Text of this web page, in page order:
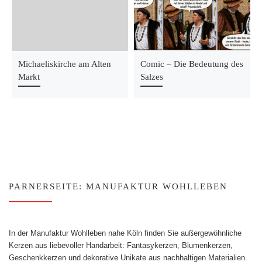
Michaeliskirche am Alten
Markt
Comic – Die Bedeutung des
Salzes
PARNERSEITE: MANUFAKTUR WOHLLEBEN
In der Manufaktur Wohlleben nahe Köln finden Sie außergewöhnliche
Kerzen aus liebevoller Handarbeit: Fantasykerzen, Blumenkerzen,
Geschenkkerzen und dekorative Unikate aus nachhaltigen Materialien.